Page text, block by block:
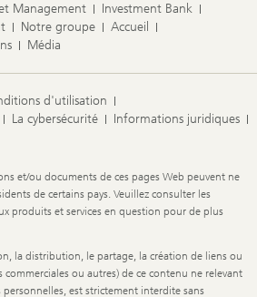
Management
Investment Bank
Notre groupe
Accueil
Média
d'utilisation
La cybersécurité
Informations juridiques
et/ou documents de ces pages Web peuvent ne
de certains pays. Veuillez consulter les
produits et services en question pour de plus
la distribution, le partage, la création de liens ou
ou autres) de ce contenu ne relevant
est strictement interdite sans